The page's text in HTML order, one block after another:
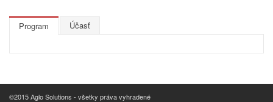
Program Účasť
©2015 Aglo Solutions - všetky práva vyhradené